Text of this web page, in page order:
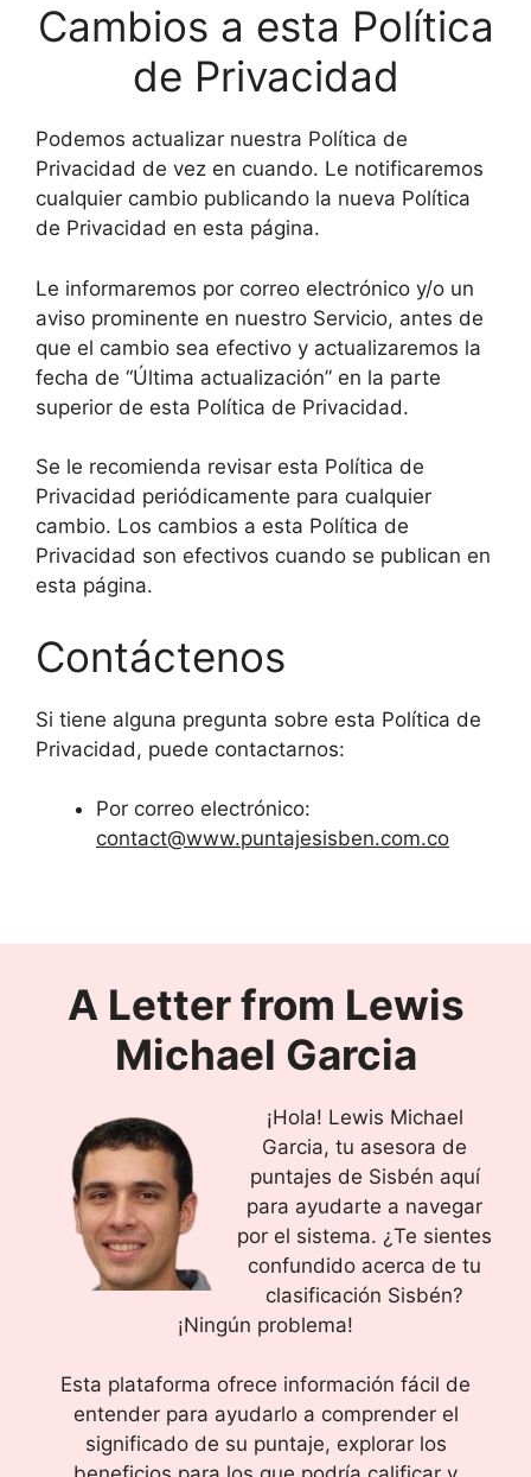
Cambios a esta Política
de Privacidad
Podemos actualizar nuestra Política de
Privacidad de vez en cuando. Le notificaremos
cualquier cambio publicando la nueva Política
de Privacidad en esta página.
Le informaremos por correo electrónico y/o un
aviso prominente en nuestro Servicio, antes de
que el cambio sea efectivo y actualizaremos la
fecha de “Última actualización” en la parte
superior de esta Política de Privacidad.
Se le recomienda revisar esta Política de
Privacidad periódicamente para cualquier
cambio. Los cambios a esta Política de
Privacidad son efectivos cuando se publican en
esta página.
Contáctenos
Si tiene alguna pregunta sobre esta Política de
Privacidad, puede contactarnos:
Por correo electrónico:
contact@www.puntajesisben.com.co
A Letter from Lewis
Michael Garcia
¡Hola! Lewis Michael
Garcia, tu asesora de
puntajes de Sisbén aquí
para ayudarte a navegar
por el sistema. ¿Te sientes
confundido acerca de tu
clasificación Sisbén?
¡Ningún problema!
Esta plataforma ofrece información fácil de
entender para ayudarlo a comprender el
significado de su puntaje, explorar los